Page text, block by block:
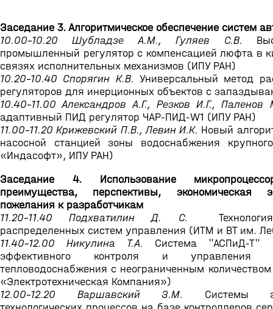
Заседание 3. Алгоритмическое обеспечение систем
10.00-10.20 Шубладзе А.М., Гуляев С.В.
промышленный регулятор с компенсацией люфта в
связях исполнительных механизмов (ИПУ РАН)
10.20-10.40 Спорягин К.В. Универсальный метод
регуляторов для инерционных объектов с
10.40-11.00 Александров А.Г., Резков И.Г., Паленов
адаптивный ПИД регулятор ЧАР-ПИД-W1 (ИПУ РАН)
11.00-11.20 Крижевский П.В., Левин И.К. Новый
насосной станцией зоны водоснабжения
«Индасофт», ИПУ РАН)
Заседание 4. Использование
преимущества, перспективы, экономическая
пожелания к разработчикам
11.20-11.40 Подхватилин Д. С.
распределенных систем управления (ИТМ и ВТ им.
11.40-12.00 Никулина Т.А. Система "АСПиД-Т"
эффективного контроля и управления
тепловодоснабжения с неограниченным
«Электротехническая Компания»)
12.00-12.20 Варшавский З.М. Системы